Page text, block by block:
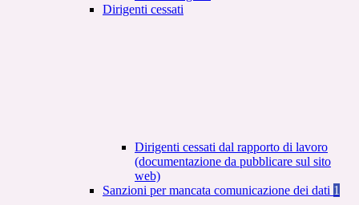
Dirigenti cessati
Dirigenti cessati dal rapporto di lavoro
(documentazione da pubblicare sul sito
web)
Sanzioni per mancata comunicazione dei dati 1